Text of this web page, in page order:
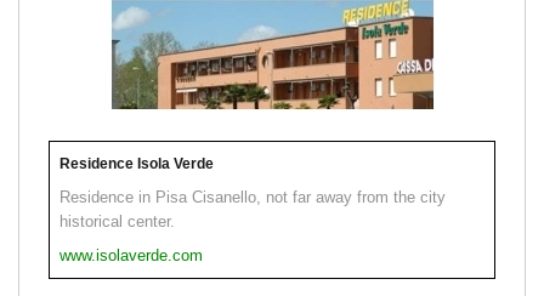
Residence Isola Verde
Residence in Pisa Cisanello, not far away from the city
historical center.
www.isolaverde.com